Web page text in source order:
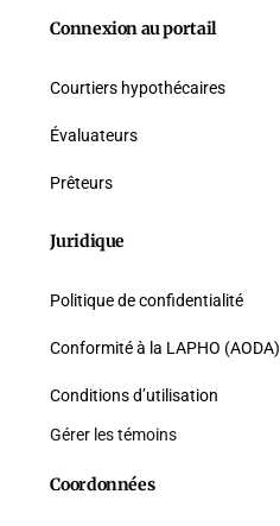
Coordonnées
Juridique
Politique de confidentialité
Conformité à la LAPHO (AODA)
Conditions d’utilisation
Gérer les témoins
Connexion au portail
Courtiers hypothécaires
Évaluateurs
Prêteurs